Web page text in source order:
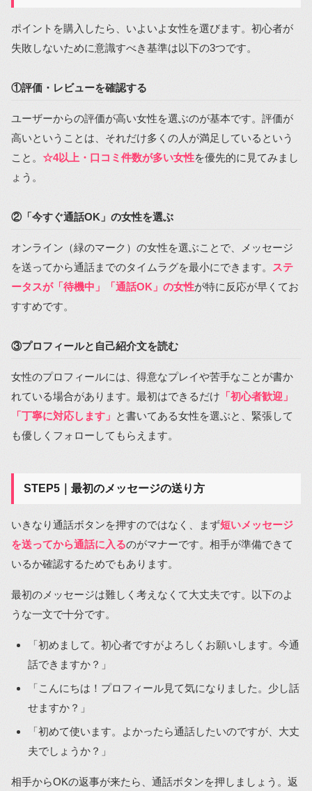
ポイントを購入したら、いよいよ女性を選びます。初心者が
失敗しないために意識すべき基準は以下の3つです。
①評価・レビューを確認する
ユーザーからの評価が高い女性を選ぶのが基本です。評価が
高いということは、それだけ多くの人が満足しているという
こと。 ☆4以上・口コミ件数が多い女性を優先的に見てみまし
ょう。
②「今すぐ通話OK」の女性を選ぶ
オンライン（緑のマーク）の女性を選ぶことで、メッセージ
を送ってから通話までのタイムラグを最小にできます。
ステ
ータスが「待機中」「通話OK」の女性が特に反応が早くてお
すすめです。
③プロフィールと自己紹介文を読む
女性のプロフィールには、得意なプレイや苦手なことが書か
れている場合があります。最初はできるだけ 「初心者歓迎」
「丁寧に対応します」 と書いてある女性を選ぶと、緊張して
も優しくフォローしてもらえます。
STEP5｜最初のメッセージの送り方
いきなり通話ボタンを押すのではなく、まず短いメッセージ
を送ってから通話に入るのがマナーです。相手が準備できて
いるか確認するためでもあります。
最初のメッセージは難しく考えなくて大丈夫です。以下のよ
うな一文で十分です。
「初めまして。初心者ですがよろしくお願いします。今通
話できますか？」
「こんにちは！プロフィール見て気になりました。少し話
せますか？」
「初めて使います。よかったら通話したいのですが、大丈
夫でしょうか？」
相手からOKの返事が来たら、通話ボタンを押しましょう。返